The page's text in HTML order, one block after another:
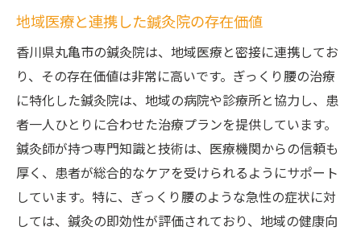
地域医療と連携した鍼灸院の存在価値
香川県丸亀市の鍼灸院は、地域医療と密接に連携してお
り、その存在価値は非常に高いです。ぎっくり腰の治療
に特化した鍼灸院は、地域の病院や診療所と協力し、患
者一人ひとりに合わせた治療プランを提供しています。
鍼灸師が持つ専門知識と技術は、医療機関からの信頼も
厚く、患者が総合的なケアを受けられるようにサポート
しています。特に、ぎっくり腰のような急性の症状に対
しては、鍼灸の即効性が評価されており、地域の健康向